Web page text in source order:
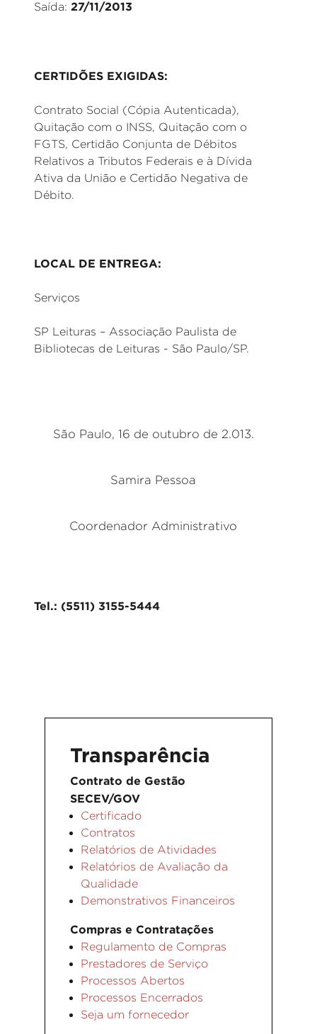
Saída: 27/11/2013
CERTIDÕES EXIGIDAS:
Contrato Social (Cópia Autenticada),
Quitação com o INSS, Quitação com o
FGTS, Certidão Conjunta de Débitos
Relativos a Tributos Federais e à Dívida
Ativa da União e Certidão Negativa de
Débito.
LOCAL DE ENTREGA:
Serviços
SP Leituras – Associação Paulista de
Bibliotecas de Leituras - São Paulo/SP.
São Paulo, 16 de outubro de 2.013.
Samira Pessoa
Coordenador Administrativo
Tel.: (5511) 3155-5444
Transparência
Contrato de Gestão
SECEV/GOV
Certificado
Contratos
Relatórios de Atividades
Relatórios de Avaliação da
Qualidade
Demonstrativos Financeiros
Compras e Contratações
Regulamento de Compras
Prestadores de Serviço
Processos Abertos
Processos Encerrados
Seja um fornecedor